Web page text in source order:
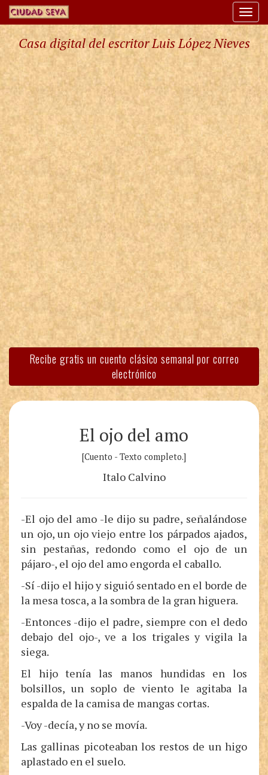
Casa digital del escritor Luis López Nieves
Recibe gratis un cuento clásico semanal por correo
electrónico
El ojo del amo
[Cuento - Texto completo.]
Italo Calvino
-El ojo del amo -le dijo su padre, señalándose
un ojo, un ojo viejo entre los párpados ajados,
sin pestañas, redondo como el ojo de un
pájaro-, el ojo del amo engorda el caballo.
-Sí -dijo el hijo y siguió sentado en el borde de
la mesa tosca, a la sombra de la gran higuera.
-Entonces -dijo el padre, siempre con el dedo
debajo del ojo-, ve a los trigales y vigila la
siega.
El hijo tenía las manos hundidas en los
bolsillos, un soplo de viento le agitaba la
espalda de la camisa de mangas cortas.
-Voy -decía, y no se movía.
Las gallinas picoteaban los restos de un higo
aplastado en el suelo.